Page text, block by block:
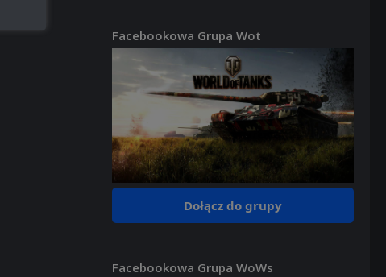
Facebookowa Grupa Wot
Dołącz do grupy
Facebookowa Grupa WoWs